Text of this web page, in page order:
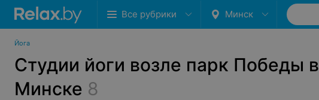
Все рубрики Минск
Йога
Студии йоги возле парк Победы в
Минске 8